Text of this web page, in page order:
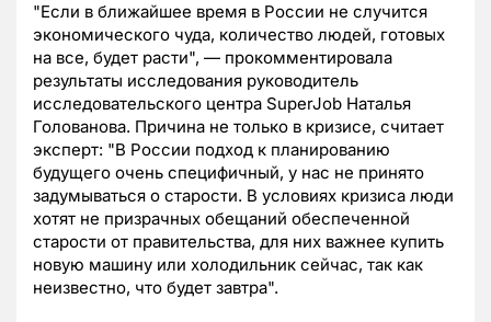
"Если в ближайшее время в России не случится
экономического чуда, количество людей, готовых
на все, будет расти", — прокомментировала
результаты исследования руководитель
исследовательского центра SuperJob Наталья
Голованова. Причина не только в кризисе, считает
эксперт: "В России подход к планированию
будущего очень специфичный, у нас не принято
задумываться о старости. В условиях кризиса люди
хотят не призрачных обещаний обеспеченной
старости от правительства, для них важнее купить
новую машину или холодильник сейчас, так как
неизвестно, что будет завтра".